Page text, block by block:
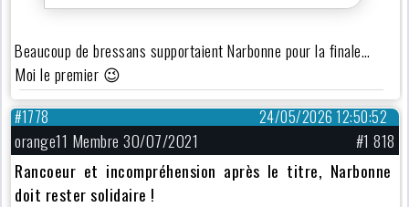
Beaucoup de bressans supportaient Narbonne pour la finale…
Moi le premier 😉
24/05/2026 12:50:52
#1778
orange11 Membre 30/07/2021
#1 818
Rancoeur et incompréhension après le titre, Narbonne
doit rester solidaire !